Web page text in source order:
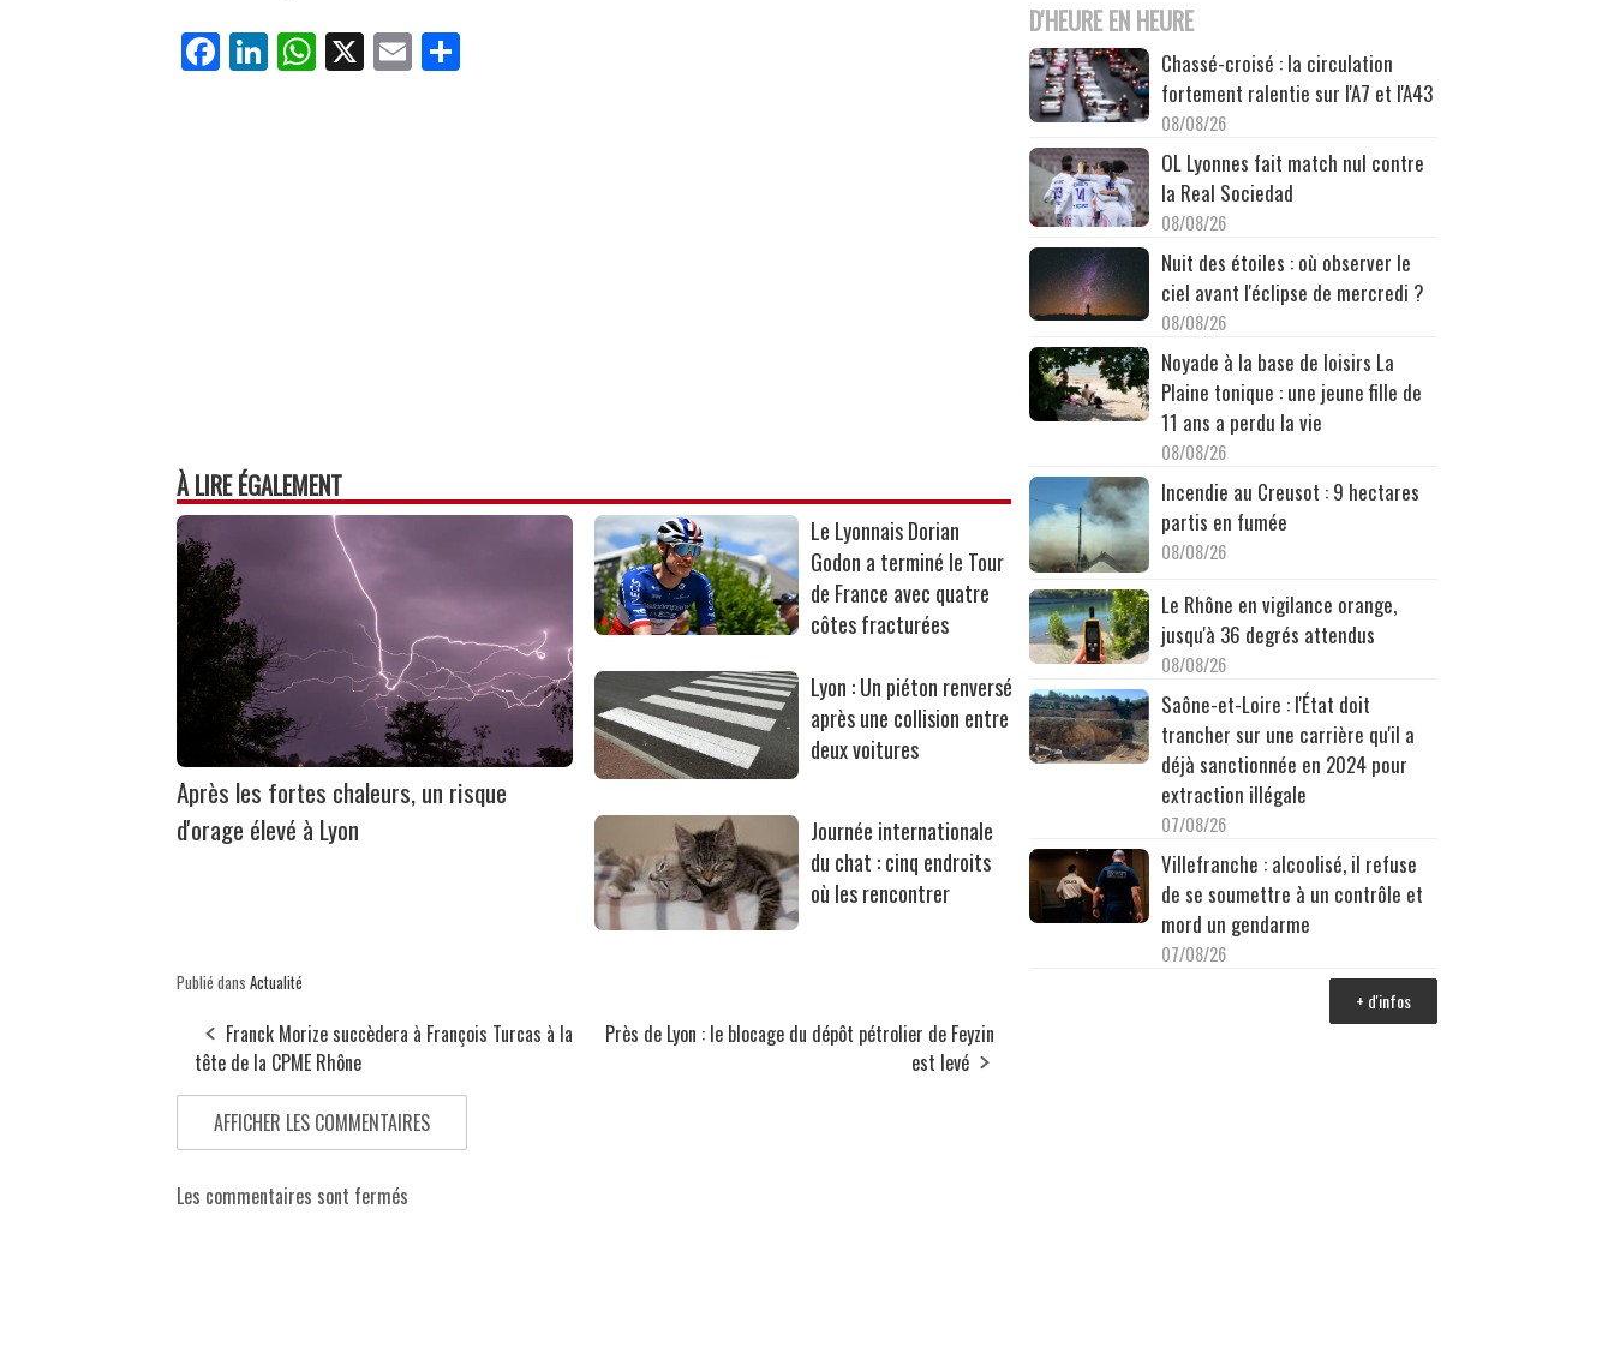
Fa
ce
Li
nk
W
ha
X E
m
À LIRE ÉGALEMENT
Après les fortes chaleurs, un risque
d'orage élevé à Lyon
Le Lyonnais Dorian
Godon a terminé le Tour
de France avec quatre
côtes fracturées
Lyon : Un piéton renversé
après une collision entre
deux voitures
Journée internationale
du chat : cinq endroits
où les rencontrer
Publié dans Actualité
Franck Morize succèdera à François Turcas à la
tête de la CPME Rhône
Près de Lyon : le blocage du dépôt pétrolier de Feyzin
est levé
AFFICHER LES COMMENTAIRES
Les commentaires sont fermés
D'HEURE EN HEURE
Chassé-croisé : la circulation
fortement ralentie sur l'A7 et l'A43
08/08/26
OL Lyonnes fait match nul contre
la Real Sociedad
08/08/26
Nuit des étoiles : où observer le
ciel avant l'éclipse de mercredi ?
08/08/26
Noyade à la base de loisirs La
Plaine tonique : une jeune fille de
11 ans a perdu la vie
08/08/26
Incendie au Creusot : 9 hectares
partis en fumée
08/08/26
Le Rhône en vigilance orange,
jusqu'à 36 degrés attendus
08/08/26
Saône-et-Loire : l'État doit
trancher sur une carrière qu'il a
déjà sanctionnée en 2024 pour
extraction illégale
07/08/26
Villefranche : alcoolisé, il refuse
de se soumettre à un contrôle et
mord un gendarme
07/08/26
+ d'infos